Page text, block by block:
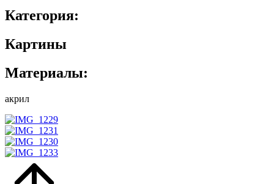
Категория:
Картины
Материалы:
акрил